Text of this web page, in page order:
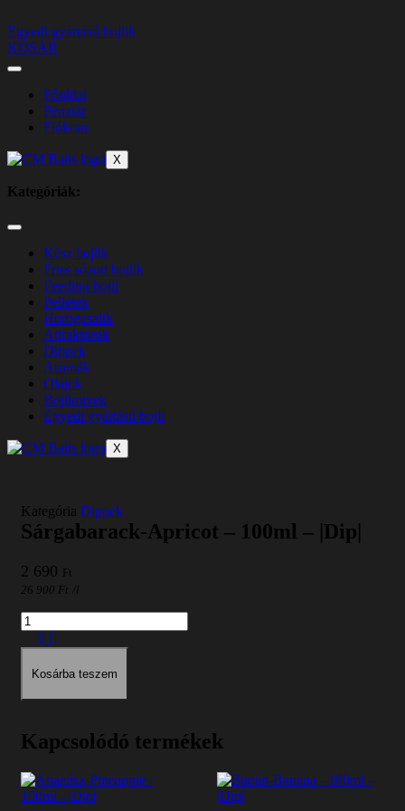
Egyedi gyártású bojlik
KOSÁR
Főoldal
Pénztár
Fiókom
X
Kategóriák:
Kész bojlik
Friss sózott bojlik
Feeding bojli
Pelletek
Horogcsalik
Attraktorok
Dippek
Aromák
Olajok
Bojlimixek
Egyedi gyártású bojli
X
Kategória Dippek
Sárgabarack-Apricot – 100ml – |Dip|
2 690 Ft
26 900 Ft /l
Mennyiség
Kosárba teszem
Kapcsolódó termékek